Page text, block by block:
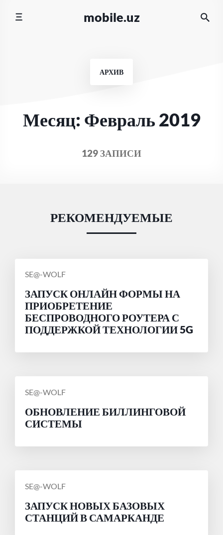
mobile.uz
АРХИВ
Месяц: Февраль 2019
129 ЗАПИСИ
РЕКОМЕНДУЕМЫЕ
СООБЩЕНИЕ
SE@-WOLF
ЗАПУСК ОНЛАЙН ФОРМЫ НА
ПРИОБРЕТЕНИЕ
БЕСПРОВОДНОГО РОУТЕРА С
ПОДДЕРЖКОЙ ТЕХНОЛОГИИ 5G
СООБЩЕНИЕ
SE@-WOLF
ОБНОВЛЕНИЕ БИЛЛИНГОВОЙ
СИСТЕМЫ
СООБЩЕНИЕ
SE@-WOLF
ЗАПУСК НОВЫХ БАЗОВЫХ
СТАНЦИЙ В САМАРКАНДЕ